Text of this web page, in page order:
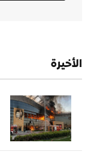
الأخيرة